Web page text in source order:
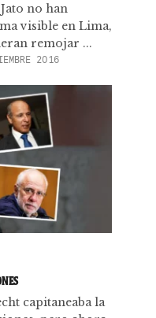
no han
visible en Lima,
remojar ...
2016
capitaneaba la